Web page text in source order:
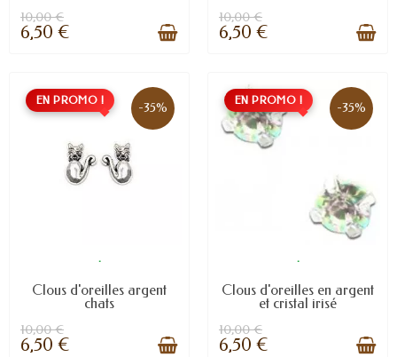
10,00 €
6,50 €
10,00 €
6,50 €
EN PROMO ! -35%
.
Clous d'oreilles argent
chats
10,00 €
6,50 €
EN PROMO ! -35%
.
Clous d'oreilles en argent
et cristal irisé
10,00 €
6,50 €